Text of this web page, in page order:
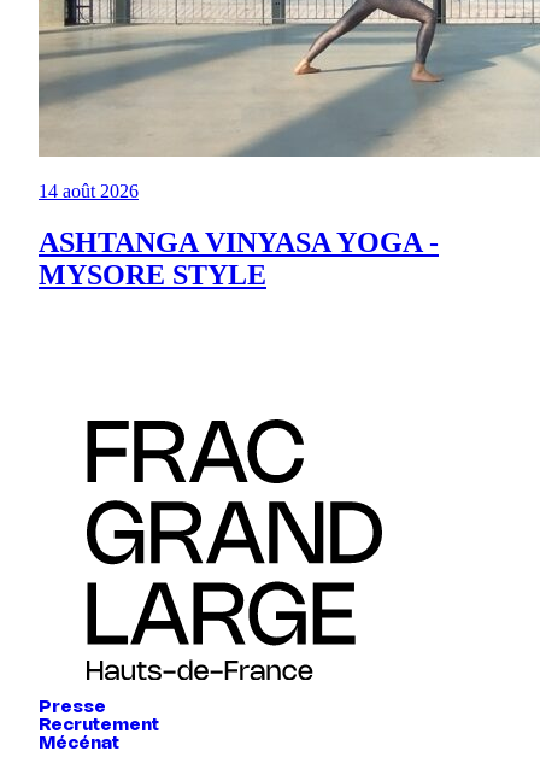
14 août 2026
ASHTANGA VINYASA YOGA -
MYSORE STYLE
Presse
Recrutement
Mécénat